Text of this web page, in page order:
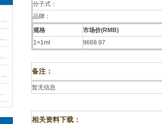
分子式：
品牌：
规格
市场价(RMB)
1×1ml
9668.97
备注：
暂无信息
相关资料下载：